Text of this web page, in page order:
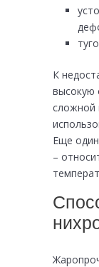
К
высокую
сложной
Еще
–